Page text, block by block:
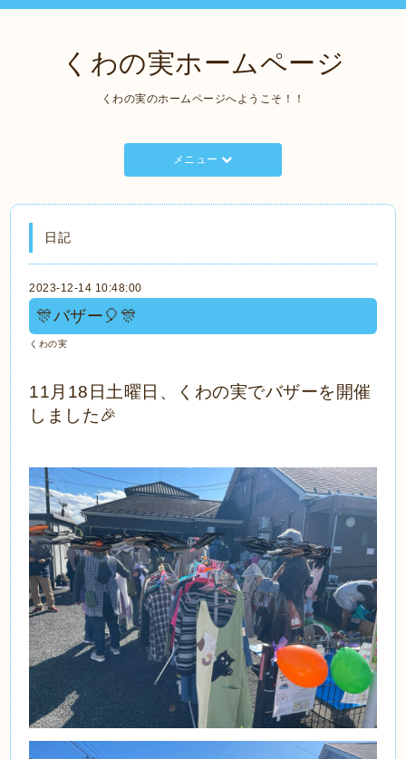
くわの実ホームページ
くわの実のホームページへようこそ！！
メニュー
日記
2023-12-14 10:48:00
🎊バザー🎈🎊
くわの実
11月18日土曜日、くわの実でバザーを開催
しました🎉